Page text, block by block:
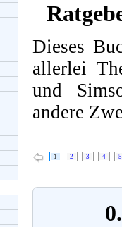
Dieses
allerlei
und
andere
1 2 3 4 5